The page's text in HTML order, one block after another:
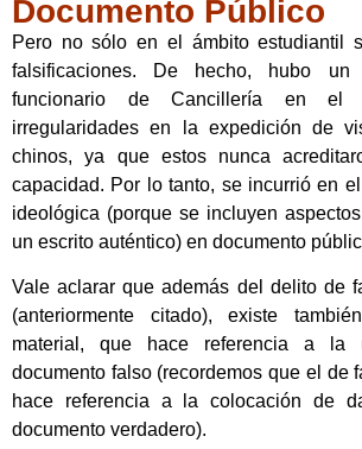
Documento Público
Pero no sólo en el ámbito estudiantil
falsificaciones. De hecho, hubo
funcionario de Cancillería en el
irregularidades en la expedición de
chinos, ya que estos nunca
capacidad. Por lo tanto, se incurrió en
ideológica (porque se incluyen
un escrito auténtico) en documento
Vale aclarar que además del delito de
(anteriormente citado), existe
material, que hace referencia a la
documento falso (recordemos que el de
hace referencia a la colocación de
documento verdadero).